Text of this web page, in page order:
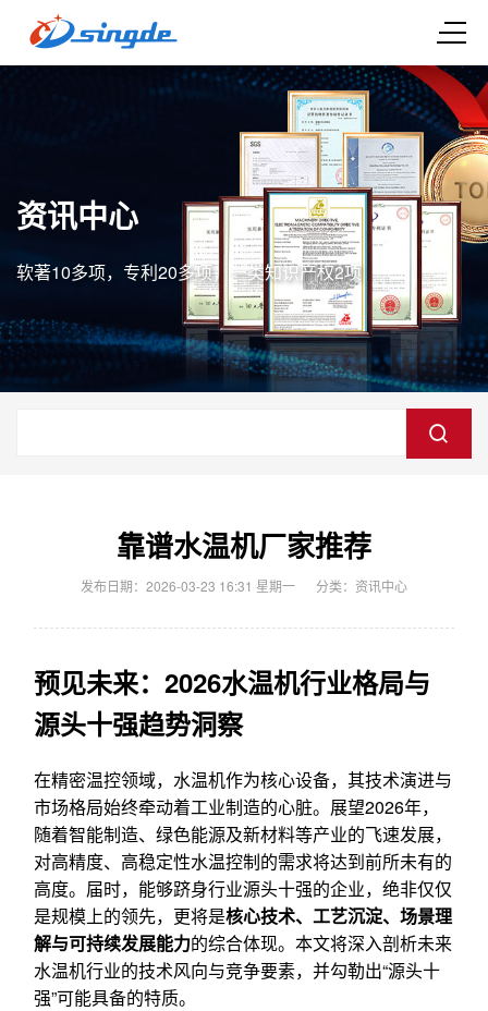
资讯中心
软著10多项，专利20多项，一类知识产权2项
靠谱水温机厂家推荐
发布日期：2026-03-23 16:31 星期一 分类： 资讯中心
预见未来：2026水温机行业格局与
源头十强趋势洞察
在精密温控领域，水温机作为核心设备，其技术演进与
市场格局始终牵动着工业制造的心脏。展望2026年，
随着智能制造、绿色能源及新材料等产业的飞速发展，
对高精度、高稳定性水温控制的需求将达到前所未有的
高度。届时，能够跻身行业源头十强的企业，绝非仅仅
是规模上的领先，更将是核心技术、工艺沉淀、场景理
解与可持续发展能力的综合体现。本文将深入剖析未来
水温机行业的技术风向与竞争要素，并勾勒出“源头十
强”可能具备的特质。